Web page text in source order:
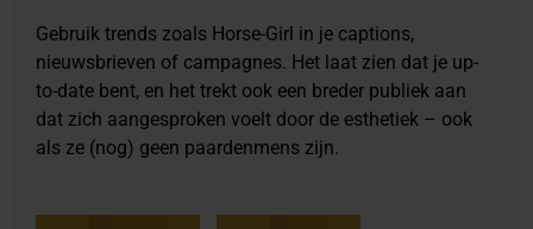
Gebruik trends zoals Horse-Girl in je captions,
nieuwsbrieven of campagnes. Het laat zien dat je up-
to-date bent, en het trekt ook een breder publiek aan
dat zich aangesproken voelt door de esthetiek – ook
als ze (nog) geen paardenmens zijn.